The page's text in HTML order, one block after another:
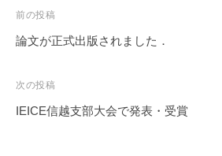
投
稿
ビ
ゲ
前の投稿
論文が正式出版されました．
次の投稿
IEICE信越支部大会で発表・受賞